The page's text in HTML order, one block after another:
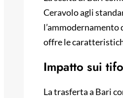
Ceravolo agli
l’ammodernamento
offre le
Impatto sui
La trasferta a Bari